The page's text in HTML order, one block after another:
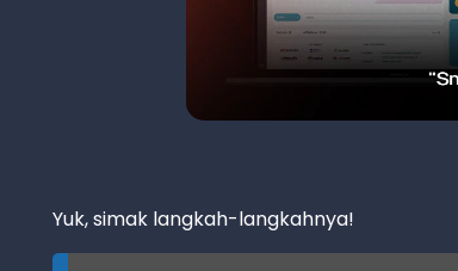
Yuk, simak langkah-langkahnya!